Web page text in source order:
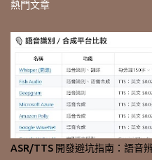
熱門文章
ASR/TTS 開發避坑指南：語音